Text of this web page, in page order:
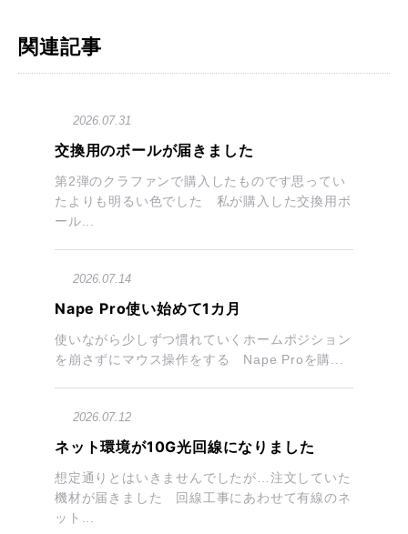
関連記事
2026.07.31
交換用のボールが届きました
第2弾のクラファンで購入したものです思ってい
たよりも明るい色でした 私が購入した交換用ボ
ール...
2026.07.14
Nape Pro使い始めて1カ月
使いながら少しずつ慣れていくホームポジション
を崩さずにマウス操作をする Nape Proを購...
2026.07.12
ネット環境が10G光回線になりました
想定通りとはいきませんでしたが…注文していた
機材が届きました 回線工事にあわせて有線のネ
ット...